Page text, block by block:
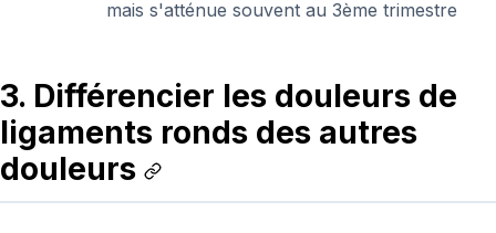
mais s'atténue souvent au 3ème trimestre
3. Différencier les douleurs de
ligaments ronds des autres
douleurs